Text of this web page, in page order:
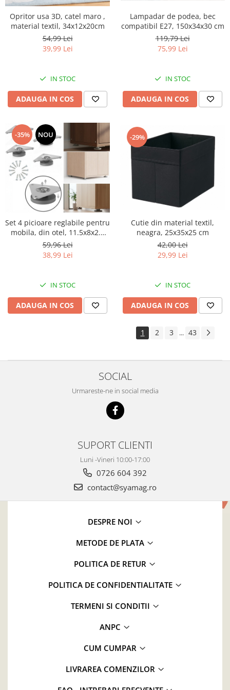
Opritor usa 3D, catel maro ,
material textil, 34x12x20cm
54,99 Lei
39,99 Lei
IN STOC
ADAUGA IN COS
Lampadar de podea, bec
compatibil E27, 150x34x30 cm
119,79 Lei
75,99 Lei
IN STOC
ADAUGA IN COS
-35% NOU
Set 4 picioare reglabile pentru
mobila, din otel, 11.5x8x2.5
cm
59,96 Lei
38,99 Lei
IN STOC
ADAUGA IN COS
-29%
Cutie din material textil,
neagra, 25x35x25 cm
42,00 Lei
29,99 Lei
IN STOC
ADAUGA IN COS
1 2 3 ... 43
SOCIAL
Urmareste-ne in social media
SUPORT CLIENTI
Luni -Vineri 10:00-17:00
0726 604 392
contact@syamag.ro
DESPRE NOI
METODE DE PLATA
POLITICA DE RETUR
POLITICA DE CONFIDENTIALITATE
TERMENI SI CONDITII
ANPC
CUM CUMPAR
LIVRAREA COMENZILOR